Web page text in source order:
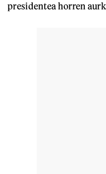
presidentea horren